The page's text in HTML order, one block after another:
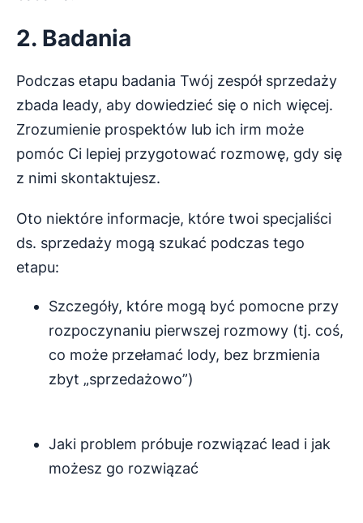
2. Badania
Podczas etapu badania Twój zespół sprzedaży
zbada leady, aby dowiedzieć się o nich więcej.
Zrozumienie prospektów lub ich irm może
pomóc Ci lepiej przygotować rozmowę, gdy się
z nimi skontaktujesz.
Oto niektóre informacje, które twoi specjaliści
ds. sprzedaży mogą szukać podczas tego
etapu:
Szczegóły, które mogą być pomocne przy
rozpoczynaniu pierwszej rozmowy (tj. coś,
co może przełamać lody, bez brzmienia
zbyt „sprzedażowo”)
Jaki problem próbuje rozwiązać lead i jak
możesz go rozwiązać